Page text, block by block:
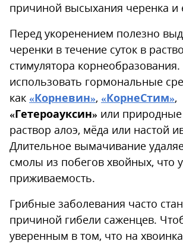
причиной высыхания черенка и
Перед укоренением полезно
черенки в течение суток в
стимулятора
использовать гормональные
как «Корневин», «КорнеСтим»,
«Гетероауксин» или
раствор алоэ, мёда или настой
Длительное вымачивание
смолы из побегов хвойных, что
приживаемость.
Грибные заболевания часто
причиной гибели саженцев.
уверенным в том, что на